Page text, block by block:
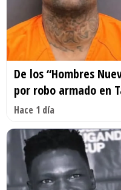
De los “Hombres
por robo armado en
Hace 1 día